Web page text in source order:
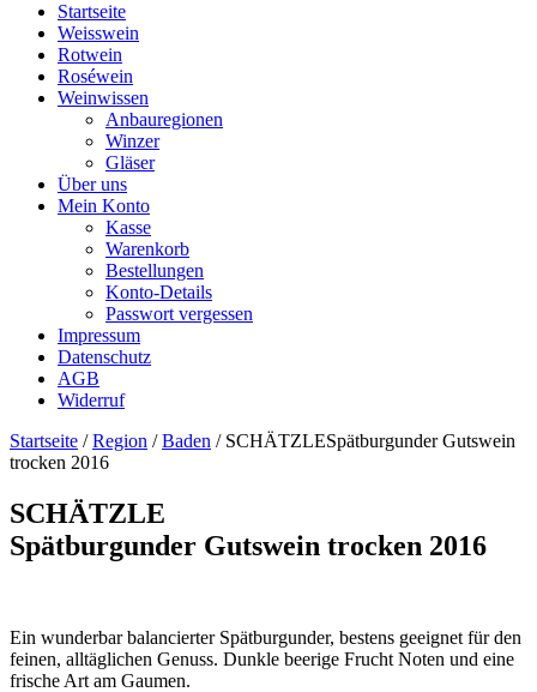
Startseite
Weisswein
Rotwein
Roséwein
Weinwissen
Anbauregionen
Winzer
Gläser
Über uns
Mein Konto
Kasse
Warenkorb
Bestellungen
Konto-Details
Passwort vergessen
Impressum
Datenschutz
AGB
Widerruf
Startseite /Region /Baden / SCHÄTZLESpätburgunder Gutswein
trocken 2016
SCHÄTZLE
Spätburgunder Gutswein trocken 2016
Ein wunderbar balancierter Spätburgunder, bestens geeignet für den
feinen, alltäglichen Genuss. Dunkle beerige Frucht Noten und eine
frische Art am Gaumen.